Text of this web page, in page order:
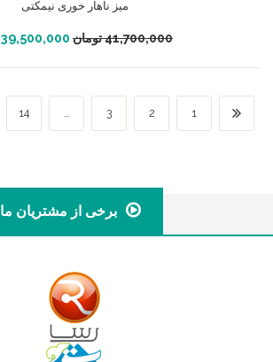
میز ناهار خوری نیمکتی
41,700,000تومان 39,500,000
افزودن به سبد خرید
1
2
3
14
برخی از مشتریان ما